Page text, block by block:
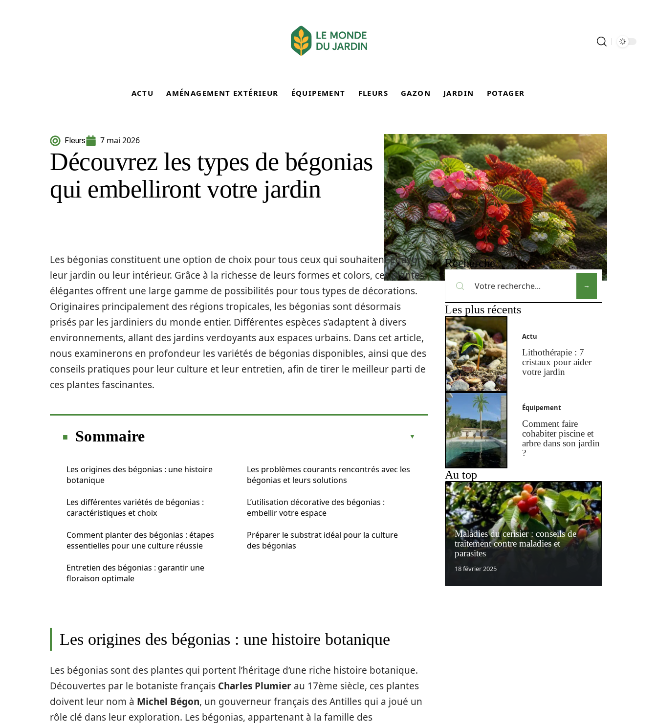
ACTU AMÉNAGEMENT EXTÉRIEUR ÉQUIPEMENT FLEURS GAZON JARDIN POTAGER
Fleurs 7 mai 2026
Découvrez les types de bégonias
qui embelliront votre jardin
Les bégonias constituent une option de choix pour tous ceux qui souhaitent égayer
leur jardin ou leur intérieur. Grâce à la richesse de leurs formes et colors, ces plantes
élégantes offrent une large gamme de possibilités pour tous types de décorations.
Originaires principalement des régions tropicales, les bégonias sont désormais
prisés par les jardiniers du monde entier. Différentes espèces s’adaptent à divers
environnements, allant des jardins verdoyants aux espaces urbains. Dans cet article,
nous examinerons en profondeur les variétés de bégonias disponibles, ainsi que des
conseils pratiques pour leur culture et leur entretien, afin de tirer le meilleur parti de
ces plantes fascinantes.
Sommaire
Les origines des bégonias : une histoire
botanique
Les différentes variétés de bégonias :
caractéristiques et choix
Comment planter des bégonias : étapes
essentielles pour une culture réussie
Entretien des bégonias : garantir une
floraison optimale
Les problèmes courants rencontrés avec les
bégonias et leurs solutions
L’utilisation décorative des bégonias :
embellir votre espace
Préparer le substrat idéal pour la culture
des bégonias
Les origines des bégonias : une histoire botanique
Les bégonias sont des plantes qui portent l’héritage d’une riche histoire botanique.
Découvertes par le botaniste français Charles Plumier au 17ème siècle, ces plantes
doivent leur nom à Michel Bégon, un gouverneur français des Antilles qui a joué un
rôle clé dans leur exploration. Les bégonias, appartenant à la famille des
Recherche
Les plus récents
Actu
Lithothérapie : 7
cristaux pour aider
votre jardin
Équipement
Comment faire
cohabiter piscine et
arbre dans son jardin
?
Au top
Maladies du cerisier : conseils de
traitement contre maladies et
parasites
18 février 2025